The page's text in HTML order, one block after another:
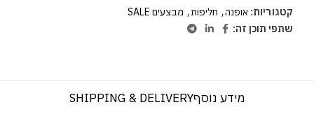
קטגוריות: אופנה, חליפות, מבצעים SALE
שתפי תוכן זה:
מידע נוסףSHIPPING & DELIVERY